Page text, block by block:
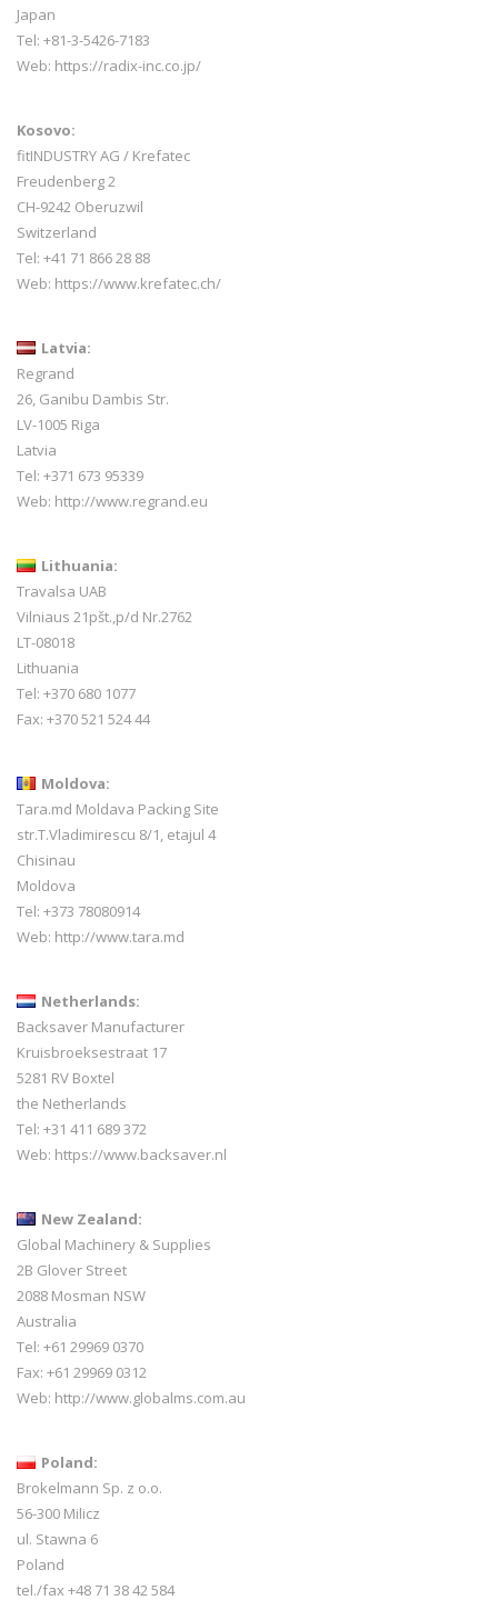
Japan
Tel: +81-3-5426-7183
Web: https://radix-inc.co.jp/
Kosovo:
fitINDUSTRY AG / Krefatec
Freudenberg 2
CH-9242 Oberuzwil
Switzerland
Tel: +41 71 866 28 88
Web: https://www.krefatec.ch/
Latvia:
Regrand
26, Ganibu Dambis Str.
LV-1005 Riga
Latvia
Tel: +371 673 95339
Web: http://www.regrand.eu
Lithuania:
Travalsa UAB
Vilniaus 21pšt.,p/d Nr.2762
LT-08018
Lithuania
Tel: +370 680 1077
Fax: +370 521 524 44
Moldova:
Tara.md Moldava Packing Site
str.T.Vladimirescu 8/1, etajul 4
Chisinau
Moldova
Tel: +373 78080914
Web: http://www.tara.md
Netherlands:
Backsaver Manufacturer
Kruisbroeksestraat 17
5281 RV Boxtel
the Netherlands
Tel: +31 411 689 372
Web: https://www.backsaver.nl
New Zealand:
Global Machinery & Supplies
2B Glover Street
2088 Mosman NSW
Australia
Tel: +61 29969 0370
Fax: +61 29969 0312
Web: http://www.globalms.com.au
Poland:
Brokelmann Sp. z o.o.
56-300 Milicz
ul. Stawna 6
Poland
tel./fax +48 71 38 42 584